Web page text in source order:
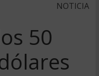
NOTICIA
50